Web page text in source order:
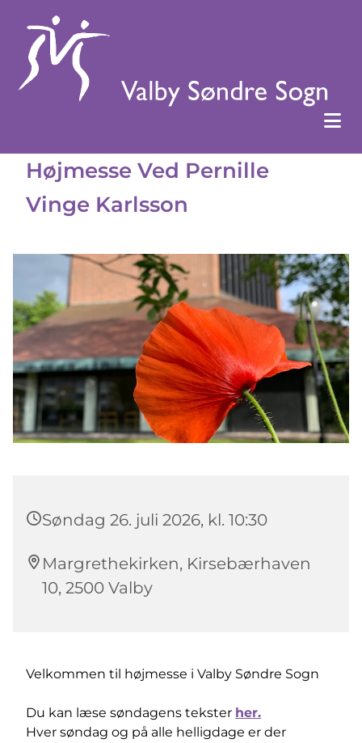
Højmesse Ved Pernille
Vinge Karlsson
Søndag 26. juli 2026, kl. 10:30
Margrethekirken, Kirsebærhaven
10, 2500 Valby
Velkommen til højmesse i Valby Søndre Sogn
Du kan læse søndagens tekster her.
Hver søndag og på alle helligdage er der